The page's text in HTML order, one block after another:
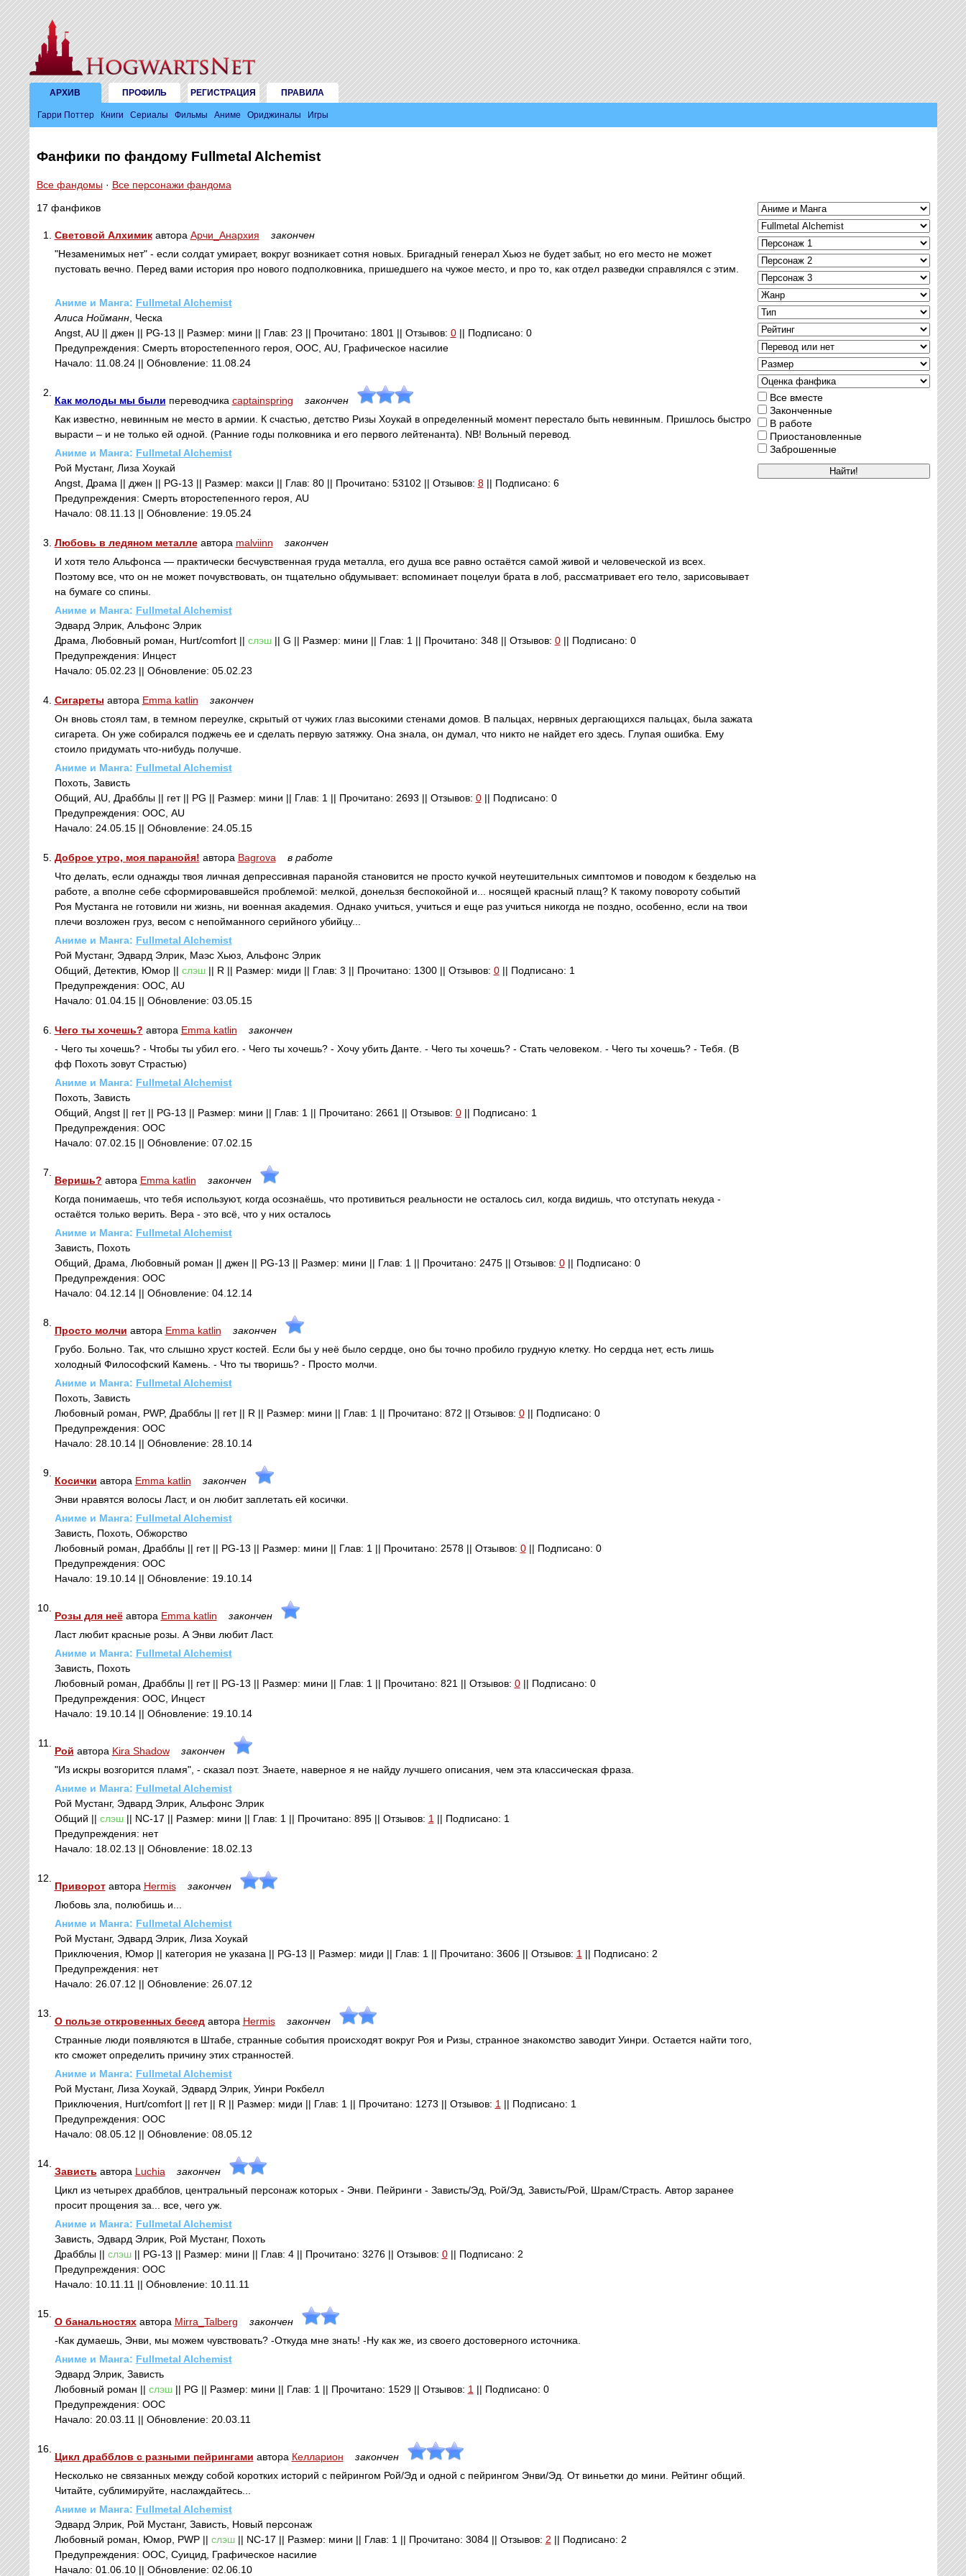
АРХИВ ПРОФИЛЬ РЕГИСТРАЦИЯ ПРАВИЛА
Гарри Поттер Книги Сериалы Фильмы Аниме Ориджиналы Игры
Фанфики по фандому Fullmetal Alchemist
Все фандомы · Все персонажи фандома
17 фанфиков
1. Световой Алхимикавтора Арчи_Анархия
закончен
"Незаменимых нет" - если солдат умирает, вокруг возникает сотня новых. Бригадный генерал Хьюз не будет забыт, но его место не может
пустовать вечно. Перед вами история про нового подполковника, пришедшего на чужое место, и про то, как отдел разведки справлялся с этим.
Аниме и Манга: Fullmetal Alchemist
Алиса Нойманн, Ческа
Angst, AU || джен || PG-13 || Размер: мини || Глав: 23 || Прочитано: 1801 || Отзывов: 0|| Подписано: 0
Предупреждения: Смерть второстепенного героя, ООС, AU, Графическое насилие
Начало: 11.08.24 || Обновление: 11.08.24
2.
Как молоды мы были переводчика captainspring
закончен
Как известно, невинным не место в армии. К счастью, детство Ризы Хоукай в определенный момент перестало быть невинным. Пришлось быстро
вырасти – и не только ей одной. (Ранние годы полковника и его первого лейтенанта). NB! Вольный перевод.
Аниме и Манга: Fullmetal Alchemist
Рой Мустанг, Лиза Хоукай
Angst, Драма || джен || PG-13 || Размер: макси || Глав: 80 || Прочитано: 53102 || Отзывов: 8|| Подписано: 6
Предупреждения: Смерть второстепенного героя, AU
Начало: 08.11.13 || Обновление: 19.05.24
3. Любовь в ледяном металлеавтора malviinn
закончен
И хотя тело Альфонса — практически бесчувственная груда металла, его душа все равно остаётся самой живой и человеческой из всех.
Поэтому все, что он не может почувствовать, он тщательно обдумывает: вспоминает поцелуи брата в лоб, рассматривает его тело, зарисовывает
на бумаге со спины.
Аниме и Манга: Fullmetal Alchemist
Эдвард Элрик, Альфонс Элрик
Драма, Любовный роман, Hurt/comfort || слэш|| G || Размер: мини || Глав: 1 || Прочитано: 348 || Отзывов: 0|| Подписано: 0
Предупреждения: Инцест
Начало: 05.02.23 || Обновление: 05.02.23
4. Сигареты автора Emma katlin
закончен
Он вновь стоял там, в темном переулке, скрытый от чужих глаз высокими стенами домов. В пальцах, нервных дергающихся пальцах, была зажата
сигарета. Он уже собирался поджечь ее и сделать первую затяжку. Она знала, он думал, что никто не найдет его здесь. Глупая ошибка. Ему
стоило придумать что-нибудь получше.
Аниме и Манга: Fullmetal Alchemist
Похоть, Зависть
Общий, AU, Драбблы || гет || PG || Размер: мини || Глав: 1 || Прочитано: 2693 || Отзывов: 0|| Подписано: 0
Предупреждения: ООС, AU
Начало: 24.05.15 || Обновление: 24.05.15
5. Доброе утро, моя паранойя! автора Bagrova
в работе
Что делать, если однажды твоя личная депрессивная паранойя становится не просто кучкой неутешительных симптомов и поводом к безделью на
работе, а вполне себе сформировавшейся проблемой: мелкой, донельзя беспокойной и... носящей красный плащ? К такому повороту событий
Роя Мустанга не готовили ни жизнь, ни военная академия. Однако учиться, учиться и еще раз учиться никогда не поздно, особенно, если на твои
плечи возложен груз, весом с непойманного серийного убийцу...
Аниме и Манга: Fullmetal Alchemist
Рой Мустанг, Эдвард Элрик, Маэс Хьюз, Альфонс Элрик
Общий, Детектив, Юмор || слэш|| R || Размер: миди || Глав: 3 || Прочитано: 1300 || Отзывов: 0|| Подписано: 1
Предупреждения: ООС, AU
Начало: 01.04.15 || Обновление: 03.05.15
6. Чего ты хочешь? автора Emma katlin
закончен
- Чего ты хочешь? - Чтобы ты убил его. - Чего ты хочешь? - Хочу убить Данте. - Чего ты хочешь? - Стать человеком. - Чего ты хочешь? - Тебя. (В
фф Похоть зовут Страстью)
Аниме и Манга: Fullmetal Alchemist
Похоть, Зависть
Общий, Angst || гет || PG-13 || Размер: мини || Глав: 1 || Прочитано: 2661 || Отзывов: 0|| Подписано: 1
Предупреждения: ООС
Начало: 07.02.15 || Обновление: 07.02.15
7.
Веришь? автора Emma katlin
закончен
Когда понимаешь, что тебя используют, когда осознаёшь, что противиться реальности не осталось сил, когда видишь, что отступать некуда -
остаётся только верить. Вера - это всё, что у них осталось
Аниме и Манга: Fullmetal Alchemist
Зависть, Похоть
Общий, Драма, Любовный роман || джен || PG-13 || Размер: мини || Глав: 1 || Прочитано: 2475 || Отзывов: 0|| Подписано: 0
Предупреждения: ООС
Начало: 04.12.14 || Обновление: 04.12.14
8.
Просто молчи автора Emma katlin
закончен
Грубо. Больно. Так, что слышно хруст костей. Если бы у неё было сердце, оно бы точно пробило грудную клетку. Но сердца нет, есть лишь
холодный Философский Камень. - Что ты творишь? - Просто молчи.
Аниме и Манга: Fullmetal Alchemist
Похоть, Зависть
Любовный роман, PWP, Драбблы || гет || R || Размер: мини || Глав: 1 || Прочитано: 872 || Отзывов: 0|| Подписано: 0
Предупреждения: ООС
Начало: 28.10.14 || Обновление: 28.10.14
9.
Косички автора Emma katlin
закончен
Энви нравятся волосы Ласт, и он любит заплетать ей косички.
Аниме и Манга: Fullmetal Alchemist
Зависть, Похоть, Обжорство
Любовный роман, Драбблы || гет || PG-13 || Размер: мини || Глав: 1 || Прочитано: 2578 || Отзывов: 0|| Подписано: 0
Предупреждения: ООС
Начало: 19.10.14 || Обновление: 19.10.14
10.
Розы для неёавтора Emma katlin
закончен
Ласт любит красные розы. А Энви любит Ласт.
Аниме и Манга: Fullmetal Alchemist
Зависть, Похоть
Любовный роман, Драбблы || гет || PG-13 || Размер: мини || Глав: 1 || Прочитано: 821 || Отзывов: 0|| Подписано: 0
Предупреждения: ООС, Инцест
Начало: 19.10.14 || Обновление: 19.10.14
11.
Рой автора Kira Shadow
закончен
"Из искры возгорится пламя", - сказал поэт. Знаете, наверное я не найду лучшего описания, чем эта классическая фраза.
Аниме и Манга: Fullmetal Alchemist
Рой Мустанг, Эдвард Элрик, Альфонс Элрик
Общий || слэш|| NC-17 || Размер: мини || Глав: 1 || Прочитано: 895 || Отзывов: 1 || Подписано: 1
Предупреждения: нет
Начало: 18.02.13 || Обновление: 18.02.13
12.
Приворотавтора Hermis
закончен
Любовь зла, полюбишь и...
Аниме и Манга: Fullmetal Alchemist
Рой Мустанг, Эдвард Элрик, Лиза Хоукай
Приключения, Юмор || категория не указана || PG-13 || Размер: миди || Глав: 1 || Прочитано: 3606 || Отзывов: 1 || Подписано: 2
Предупреждения: нет
Начало: 26.07.12 || Обновление: 26.07.12
13.
О пользе откровенных беседавтора Hermis
закончен
Странные люди появляются в Штабе, странные события происходят вокруг Роя и Ризы, странное знакомство заводит Уинри. Остается найти того,
кто сможет определить причину этих странностей.
Аниме и Манга: Fullmetal Alchemist
Рой Мустанг, Лиза Хоукай, Эдвард Элрик, Уинри Рокбелл
Приключения, Hurt/comfort || гет || R || Размер: миди || Глав: 1 || Прочитано: 1273 || Отзывов: 1 || Подписано: 1
Предупреждения: ООС
Начало: 08.05.12 || Обновление: 08.05.12
14.
Зависть автора Luchia
закончен
Цикл из четырех драбблов, центральный персонаж которых - Энви. Пейринги - Зависть/Эд, Рой/Эд, Зависть/Рой, Шрам/Страсть. Автор заранее
просит прощения за... все, чего уж.
Аниме и Манга: Fullmetal Alchemist
Зависть, Эдвард Элрик, Рой Мустанг, Похоть
Драбблы || слэш|| PG-13 || Размер: мини || Глав: 4 || Прочитано: 3276 || Отзывов: 0|| Подписано: 2
Предупреждения: ООС
Начало: 10.11.11 || Обновление: 10.11.11
15.
О банальностяхавтора Mirra_Talberg
закончен
-Как думаешь, Энви, мы можем чувствовать? -Откуда мне знать! -Ну как же, из своего достоверного источника.
Аниме и Манга: Fullmetal Alchemist
Эдвард Элрик, Зависть
Любовный роман || слэш|| PG || Размер: мини || Глав: 1 || Прочитано: 1529 || Отзывов: 1 || Подписано: 0
Предупреждения: ООС
Начало: 20.03.11 || Обновление: 20.03.11
16.
Цикл драбблов с разными пейрингами автора Келларион
закончен
Несколько не связанных между собой коротких историй с пейрингом Рой/Эд и одной с пейрингом Энви/Эд. От виньетки до мини. Рейтинг общий.
Читайте, сублимируйте, наслаждайтесь...
Аниме и Манга: Fullmetal Alchemist
Эдвард Элрик, Рой Мустанг, Зависть, Новый персонаж
Любовный роман, Юмор, PWP || слэш|| NC-17 || Размер: мини || Глав: 1 || Прочитано: 3084 || Отзывов: 2 || Подписано: 2
Предупреждения: ООС, Суицид, Графическое насилие
Начало: 01.06.10 || Обновление: 02.06.10
Все вместе
Законченные
В работе
Приостановленные
Заброшенные